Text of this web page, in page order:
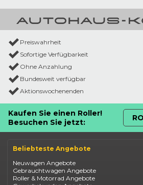
Preiswahrheit
Sofortige Verfügbarkeit
Ohne Anzahlung
Bundesweit verfügbar
Aktionswochenenden
Kaufen Sie einen Roller!
Besuchen Sie jetzt:
Beliebteste Angebote
Neuwagen Angebote
Gebrauchtwagen Angebote
Roller & Motorrad Angebote